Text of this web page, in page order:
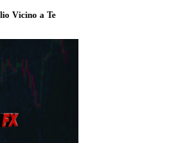
Vicino a Te